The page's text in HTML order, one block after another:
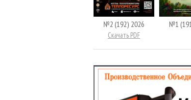
№2 (192) 2026
Скачать PDF
№1